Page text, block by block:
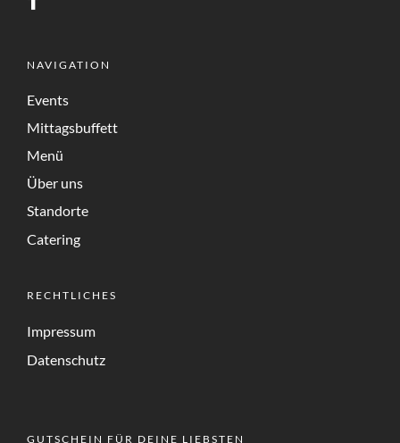
NAVIGATION
Events
Mittagsbuffett
Menü
Über uns
Standorte
Catering
RECHTLICHES
Impressum
Datenschutz
GUTSCHEIN FÜR DEINE LIEBSTEN